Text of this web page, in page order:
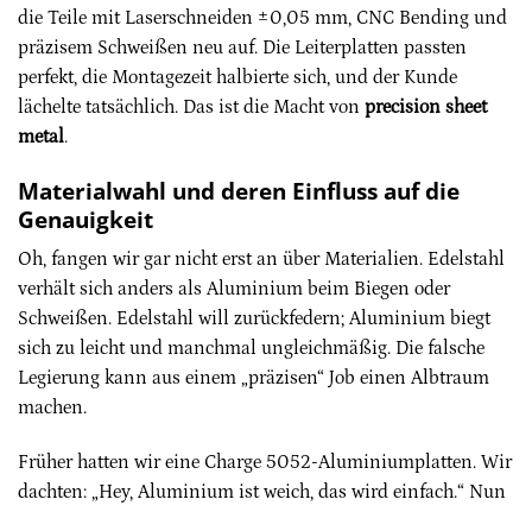
die Teile mit Laserschneiden ±0,05 mm, CNC Bending und
präzisem Schweißen neu auf. Die Leiterplatten passten
perfekt, die Montagezeit halbierte sich, und der Kunde
lächelte tatsächlich. Das ist die Macht von precision sheet
metal.
Materialwahl und deren Einfluss auf die
Genauigkeit
Oh, fangen wir gar nicht erst an über Materialien. Edelstahl
verhält sich anders als Aluminium beim Biegen oder
Schweißen. Edelstahl will zurückfedern; Aluminium biegt
sich zu leicht und manchmal ungleichmäßig. Die falsche
Legierung kann aus einem „präzisen“ Job einen Albtraum
machen.
Früher hatten wir eine Charge 5052-Aluminiumplatten. Wir
dachten: „Hey, Aluminium ist weich, das wird einfach.“ Nun